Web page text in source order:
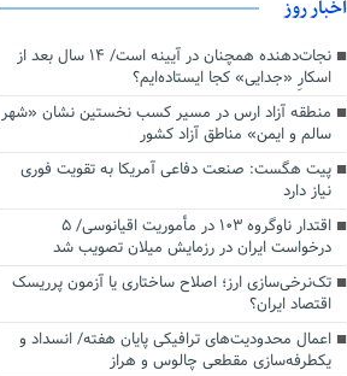
اخبار روز
نجات‌دهنده‌ همچنان در آیینه است/ ۱۴ سال بعد از
اسکارِ «جدایی» کجا ایستاده‌ایم؟
منطقه آزاد ارس در مسیر کسب نخستین نشان «شهر
سالم و ایمن» مناطق آزاد کشور
پیت هگست: صنعت دفاعی آمریکا به تقویت فوری
نیاز دارد
اقتدار ناوگروه ۱۰۳ در مأموریت‌ اقیانوسی/ ۵
درخواست ایران در رزمایش میلان تصویب شد
تک‌نرخی‌سازی ارز؛ اصلاح ساختاری یا آزمون پرریسک
اقتصاد ایران؟
اعمال محدودیت‌های ترافیکی پایان هفته/ انسداد و
یکطرفه‌سازی مقطعی چالوس و هراز